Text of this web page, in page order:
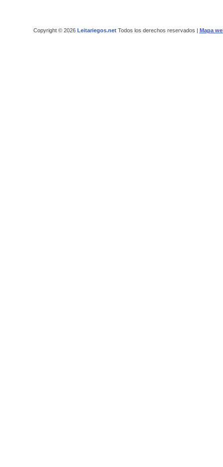
Copyright © 2026 Leitariegos.netTodos los derechos reservados | Mapa